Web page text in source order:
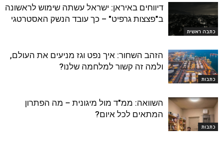
כתבה ראשית
דיווחים באיראן: ישראל עשתה שימוש לראשונה
ב"פצצות גרפיט" – כך עובד הנשק האסטרטגי
כתבות
הזהב השחור: איך נפט וגז מניעים את העולם,
ולמה זה קשור למלחמה שלנו?
כתבות
השוואה: ממ"ד מול מיגונית – מה הפתרון
המתאים לכל איום?